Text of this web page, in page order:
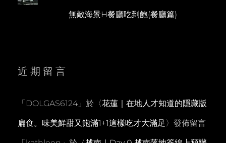
無敵海景H餐廳吃到飽(餐廳篇)
近期留言
「DOLGAS6124」於〈花蓮｜在地人才知道的隱藏版
扁食。味美鮮甜又飽滿1+1這樣吃才大滿足 〉發佈留言